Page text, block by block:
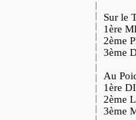
Sur le
1ère
2ème
3ème
Au
1ère
2ème
3ème